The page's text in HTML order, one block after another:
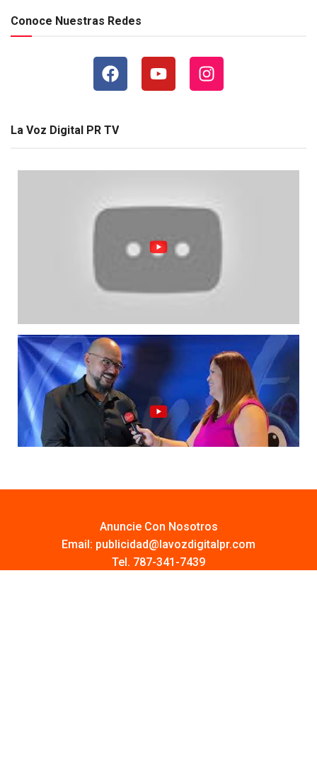
Conoce Nuestras Redes
La Voz Digital PR TV
Anuncie Con Nosotros
Email: publicidad@lavozdigitalpr.com
Tel. 787-341-7439